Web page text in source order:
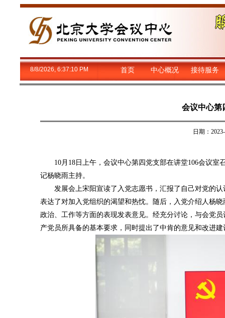
8/8/2026, 6:37:11 PM 首页 中心概况 接待服务
会议中心第
日期：
10月18日上午，会议中心第四党支部在讲堂106会议室
记杨晓雨主持。
发展会上宋阳宣读了入党志愿书，汇报了自己对党的认
表达了对加入党组织的渴望和热忱。随后，入党介绍人杨
政治、工作等方面的表现发表意见。经充分讨论，与会党
产党员所具备的基本要求，同时提出了中肯的意见和改进